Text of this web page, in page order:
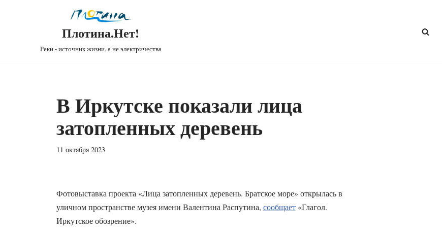
Плотина.Нет!
Реки - источник жизни, а не электричества
В Иркутске показали лица
затопленных деревень
11 октября 2023
Фотовыставка проекта «Лица затопленных деревень. Братское море» открылась в
уличном пространстве музея имени Валентина Распутина, сообщает«Глагол.
Иркутское обозрение».